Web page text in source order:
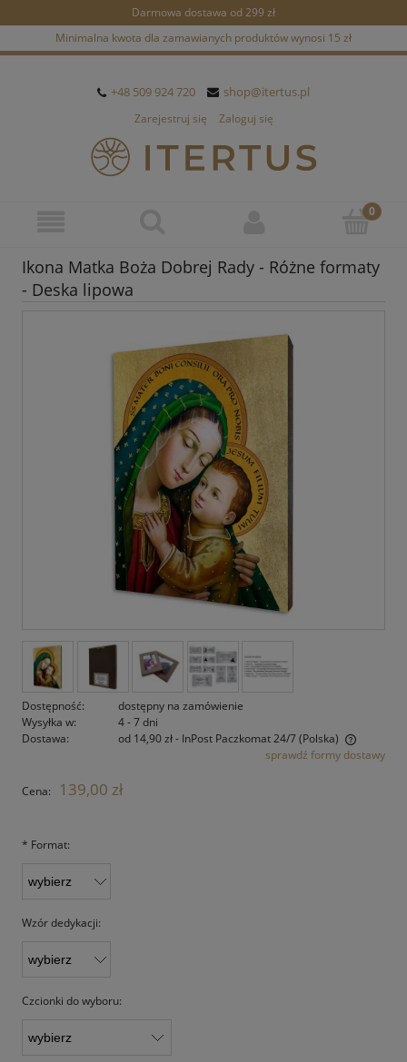
Darmowa dostawa od 299 zł
Minimalna kwota dla zamawianych produktów wynosi 15 zł
+48 509 924 720 shop@itertus.pl
Zarejestruj się Zaloguj się
Ikona Matka Boża Dobrej Rady - Różne formaty
- Deska lipowa
Dostępność:
dostępny na zamówienie
Wysyłka w:
4 - 7 dni
Dostawa:
od 14,90 zł- InPost Paczkomat 24/7(Polska)
Cena nie zawiera ewentualnych kosztów płatnościsprawdź formy dostawy
Cena: 139,00 zł
* Format:
Wzór dedykacji:
Czcionki do wyboru: